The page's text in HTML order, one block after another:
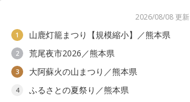
2026/08/08 更新
1 山鹿灯籠まつり【規模縮小】／熊本県
2 荒尾夜市2026／熊本県
3 大阿蘇火の山まつり／熊本県
4 ふるさとの夏祭り／熊本県